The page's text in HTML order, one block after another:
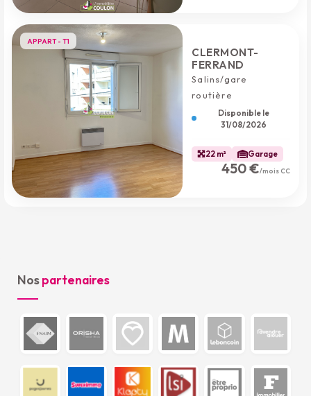
APPART - T1
CLERMONT-
FERRAND
Salins/gare
routière
Disponible le
31/08/2026
22 m² Garage
450 €/mois CC
Nospartenaires